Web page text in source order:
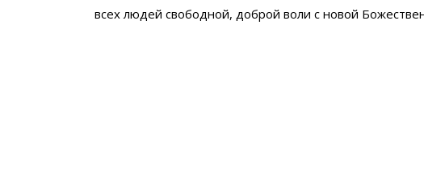
всех людей свободной, доброй воли с новой